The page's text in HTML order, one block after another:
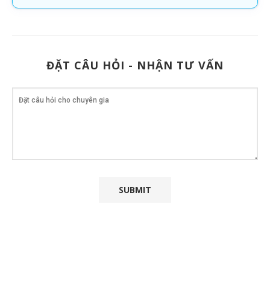
ĐẶT CÂU HỎI - NHẬN TƯ VẤN